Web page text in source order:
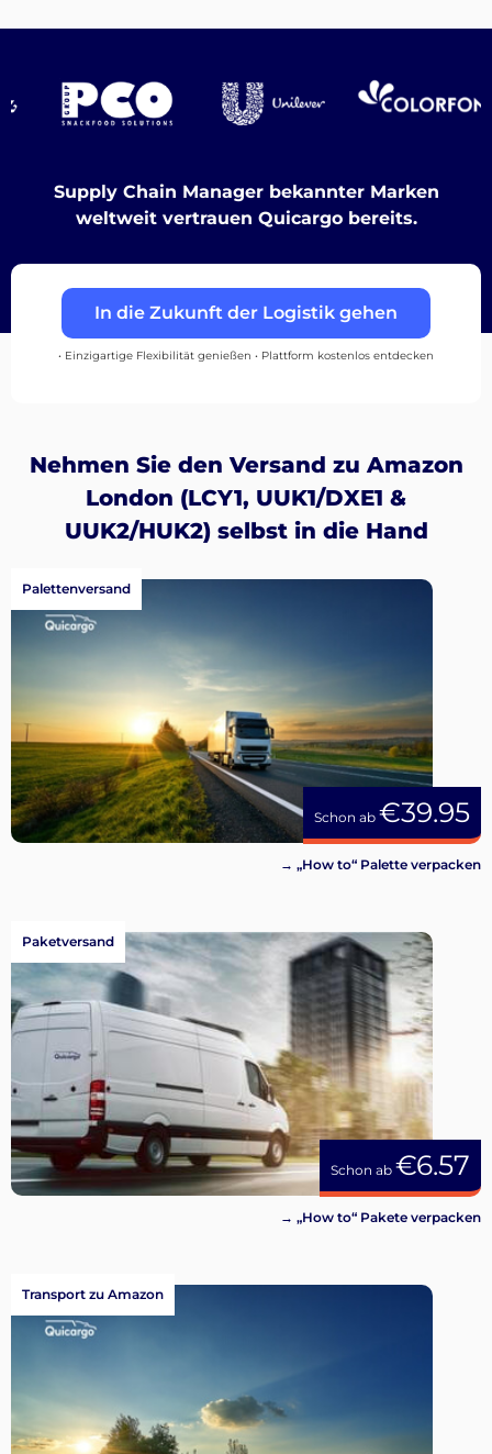
Einloggen
Supply Chain Manager bekannter Marken
weltweit vertrauen Quicargo bereits.
In die Zukunft der Logistik gehen
• Einzigartige Flexibilität genießen • Plattform kostenlos entdecken
Nehmen Sie den Versand zu Amazon
London (LCY1, UUK1/DXE1 &
UUK2/HUK2) selbst in die Hand
Schon ab €39.95
Palettenversand
→ „How to“ Palette verpacken
Schon ab €6.57
Paketversand
→ „How to“ Pakete verpacken
Transport zu Amazon